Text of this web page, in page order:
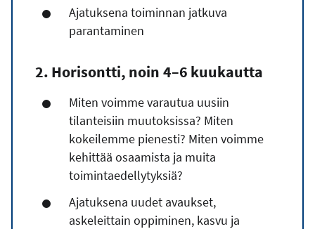
Ajatuksena toiminnan jatkuva
parantaminen
2. Horisontti, noin 4–6 kuukautta
Miten voimme varautua uusiin
tilanteisiin muutoksissa? Miten
kokeilemme pienesti? Miten voimme
kehittää osaamista ja muita
toimintaedellytyksiä?
Ajatuksena uudet avaukset,
askeleittain oppiminen, kasvu ja